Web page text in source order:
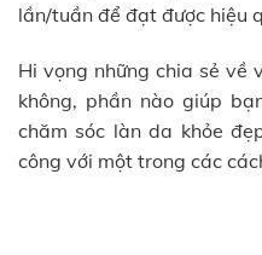
lần/tuần để đạt được hiệu
Hi vọng những chia sẻ về
không, phần nào giúp
chăm sóc làn da khỏe
công với một trong các